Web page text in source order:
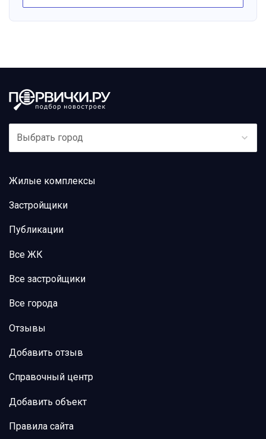
Выбрать город
Жилые комплексы
Застройщики
Публикации
Все ЖК
Все застройщики
Все города
Отзывы
Добавить отзыв
Справочный центр
Добавить объект
Правила сайта